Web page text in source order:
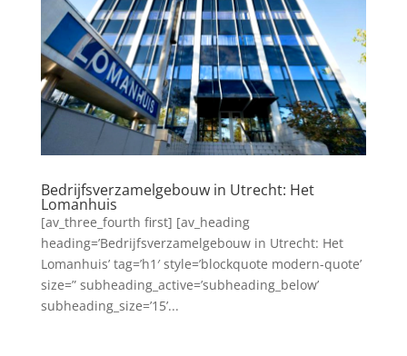
Bedrijfsverzamelgebouw in Utrecht: Het
Lomanhuis
[av_three_fourth first] [av_heading
heading=’Bedrijfsverzamelgebouw in Utrecht: Het
Lomanhuis’ tag=’h1′ style=’blockquote modern-quote’
size=” subheading_active=’subheading_below’
subheading_size=’15’...